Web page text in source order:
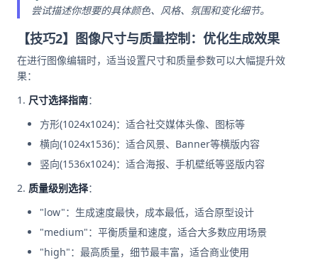
尝试描述你想要的具体颜色、风格、氛围和变化细节。
【技巧2】图像尺寸与质量控制：优化生成效果
在进行图像编辑时，适当设置尺寸和质量参数可以大幅提升效
果：
尺寸选择指南：
方形(1024x1024)：适合社交媒体头像、图标等
横向(1024x1536)：适合风景、Banner等横版内容
竖向(1536x1024)：适合海报、手机壁纸等竖版内容
质量级别选择：
"low"：生成速度最快，成本最低，适合原型设计
"medium"：平衡质量和速度，适合大多数应用场景
"high"：最高质量，细节最丰富，适合商业使用